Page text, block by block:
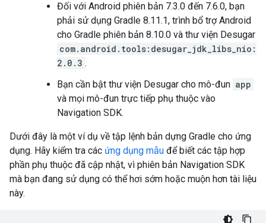
Đối với Android phiên bản 7.3.0 đến 7.6.0, bạn
phải sử dụng Gradle 8.11.1, trình bổ trợ Android
cho Gradle phiên bản 8.10.0 và thư viện Desugar
com.android.tools:desugar_jdk_libs_nio:
2.0.3 .
Bạn cần bật thư viện Desugar cho mô-đun app
và mọi mô-đun trực tiếp phụ thuộc vào
Navigation SDK.
Dưới đây là một ví dụ về tập lệnh bản dựng Gradle cho ứng
dụng. Hãy kiểm tra các ứng dụng mẫu để biết các tập hợp
phần phụ thuộc đã cập nhật, vì phiên bản Navigation SDK
mà bạn đang sử dụng có thể hơi sớm hoặc muộn hơn tài liệu
này.